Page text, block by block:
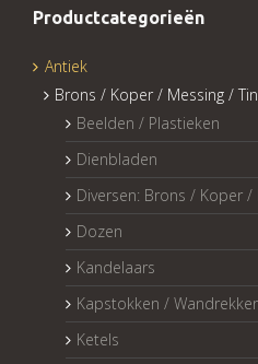
Productcategorieën
Antiek
Brons / Koper / Messing / Tin
Beelden / Plastieken
Dienbladen
Diversen: Brons / Koper /
Dozen
Kandelaars
Kapstokken /
Ketels